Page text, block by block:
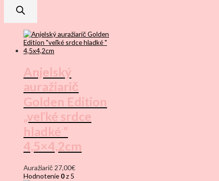
Anjelský
auražiarič
Golden Edition
„veľké srdce
hladké “
4,5×4,2cm
Auražiarič 27,00€
Hodnotenie 0z 5